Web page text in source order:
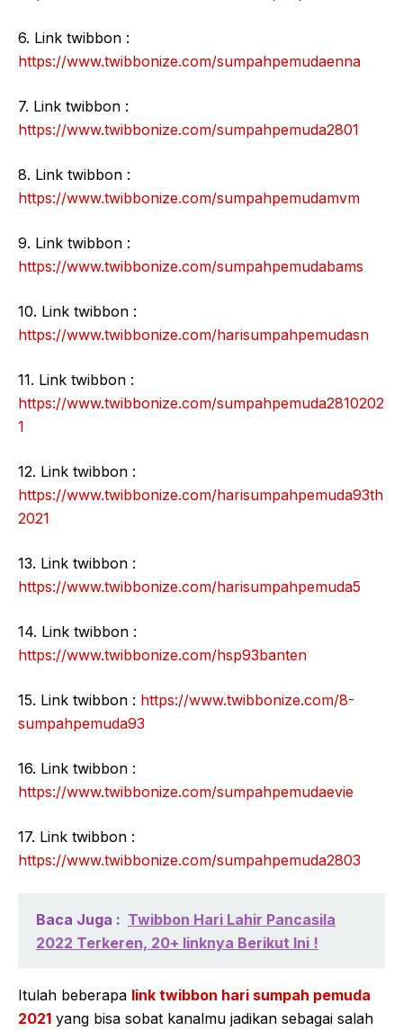
6. Link twibbon :
https://www.twibbonize.com/sumpahpemudaenna
7. Link twibbon :
https://www.twibbonize.com/sumpahpemuda2801
8. Link twibbon :
https://www.twibbonize.com/sumpahpemudamvm
9. Link twibbon :
https://www.twibbonize.com/sumpahpemudabams
10. Link twibbon :
https://www.twibbonize.com/harisumpahpemudasn
11. Link twibbon :
https://www.twibbonize.com/sumpahpemuda2810202
1
12. Link twibbon :
https://www.twibbonize.com/harisumpahpemuda93th
2021
13. Link twibbon :
https://www.twibbonize.com/harisumpahpemuda5
14. Link twibbon :
https://www.twibbonize.com/hsp93banten
15. Link twibbon : https://www.twibbonize.com/8-
sumpahpemuda93
16. Link twibbon :
https://www.twibbonize.com/sumpahpemudaevie
17. Link twibbon :
https://www.twibbonize.com/sumpahpemuda2803
Baca Juga : Twibbon Hari Lahir Pancasila
2022 Terkeren, 20+ linknya Berikut Ini !
Itulah beberapa link twibbon hari sumpah pemuda
2021 yang bisa sobat kanalmu jadikan sebagai salah